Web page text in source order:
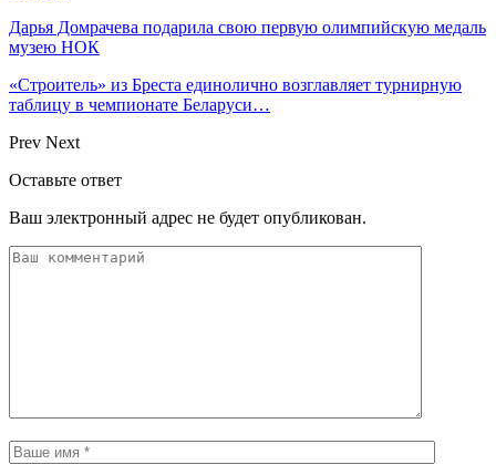
Дарья Домрачева подарила свою первую олимпийскую медаль
музею НОК
«Строитель» из Бреста единолично возглавляет турнирную
таблицу в чемпионате Беларуси…
Prev Next
Оставьте ответ
Ваш электронный адрес не будет опубликован.